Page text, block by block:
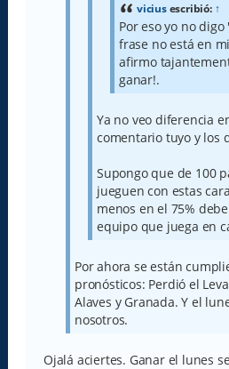
viciusescribió: ↑
Por eso yo no digo
frase no está en
afirmo
ganar!.
Ya no veo diferencia
comentario tuyo y los
Supongo que de 100
jueguen con estas
menos en el 75%
equipo que juega en
Por ahora se están
pronósticos: Perdió el
Alaves y Granada. Y el
nosotros.
Ojalá aciertes. Ganar el lunes